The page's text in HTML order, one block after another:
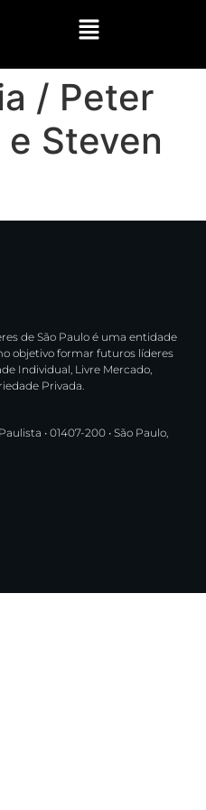
/ Peter
Steven
de São Paulo é uma entidade
objetivo formar futuros líderes
Individual, Livre Mercado,
Privada.
• 01407-200 • São Paulo,